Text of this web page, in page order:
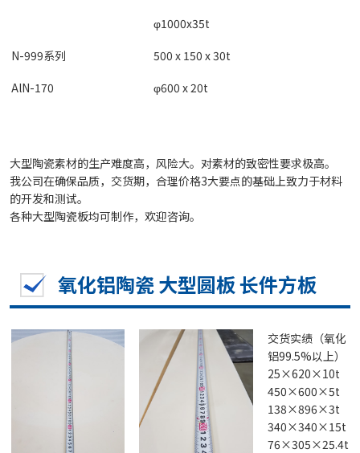
φ1000x35t
N-999系列
500 x 150 x 30t
AlN-170
φ600 x 20t
大型陶瓷素材的生产难度高，风险大。对素材的致密性要求极高。
我公司在确保品质，交货期，合理价格3大要点的基础上致力于材料
的开发和测试。
各种大型陶瓷板均可制作，欢迎咨询。
氧化铝陶瓷 大型圆板 长件方板
交货实绩（氧化
铝99.5%以上）
25×620×10t
450×600×5t
138×896×3t
340×340×15t
76×305×25.4t